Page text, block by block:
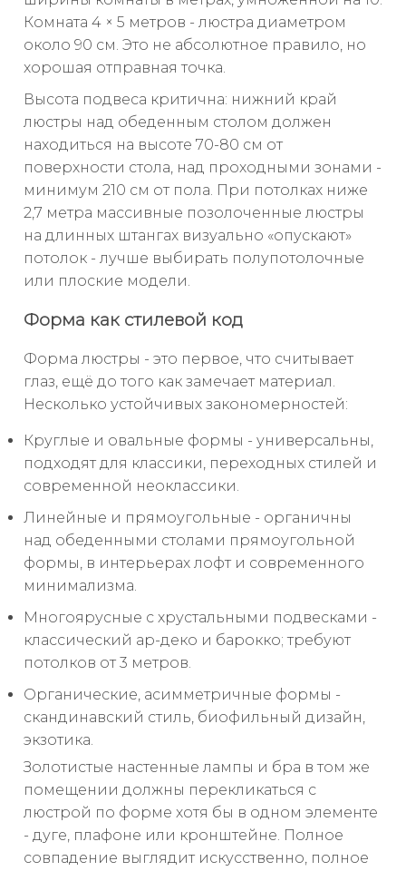
Комната 4 × 5 метров - люстра диаметром
около 90 см. Это не абсолютное правило, но
хорошая отправная точка.
Высота подвеса критична: нижний край
люстры над обеденным столом должен
находиться на высоте 70-80 см от
поверхности стола, над проходными зонами -
минимум 210 см от пола. При потолках ниже
2,7 метра массивные позолоченные люстры
на длинных штангах визуально «опускают»
потолок - лучше выбирать полупотолочные
или плоские модели.
Форма как стилевой код
Форма люстры - это первое, что считывает
глаз, ещё до того как замечает материал.
Несколько устойчивых закономерностей:
Круглые и овальные формы - универсальны,
подходят для классики, переходных стилей и
современной неоклассики.
Линейные и прямоугольные - органичны
над обеденными столами прямоугольной
формы, в интерьерах лофт и современного
минимализма.
Многоярусные с хрустальными подвесками -
классический ар-деко и барокко; требуют
потолков от 3 метров.
Органические, асимметричные формы -
скандинавский стиль, биофильный дизайн,
экзотика.
Золотистые настенные лампы и бра в том же
помещении должны перекликаться с
люстрой по форме хотя бы в одном элементе
- дуге, плафоне или кронштейне. Полное
совпадение выглядит искусственно, полное